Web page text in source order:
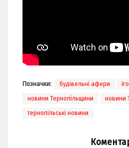
Позначки: будівельні афери
новини Тернопільщини новини
тернопільські новини